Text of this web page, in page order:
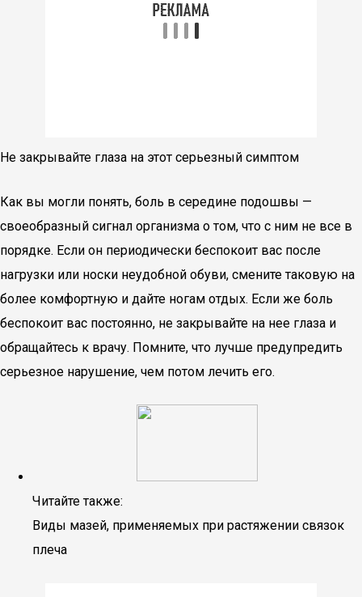
Не закрывайте глаза на этот серьезный симптом
Как вы могли понять, боль в середине подошвы —
своеобразный сигнал организма о том, что с ним не все в
порядке. Если он периодически беспокоит вас после
нагрузки или носки неудобной обуви, смените таковую на
более комфортную и дайте ногам отдых. Если же боль
беспокоит вас постоянно, не закрывайте на нее глаза и
обращайтесь к врачу. Помните, что лучше предупредить
серьезное нарушение, чем потом лечить его.
Читайте также:
Виды мазей, применяемых при растяжении связок
плеча